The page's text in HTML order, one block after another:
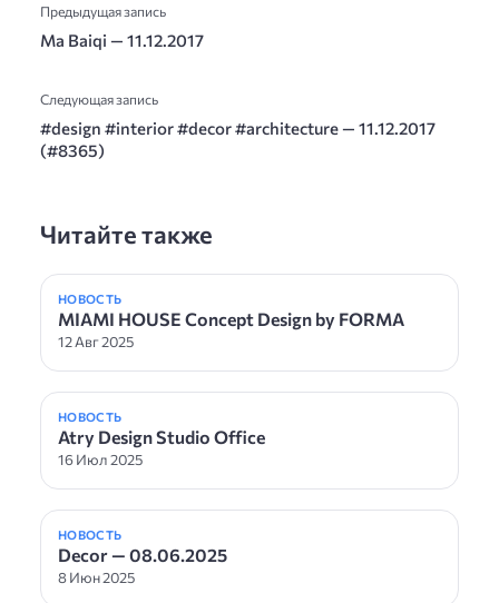
Предыдущая запись
Ma Baiqi — 11.12.2017
Следующая запись
#design #interior #decor #architecture — 11.12.2017
(#8365)
Читайте также
НОВОСТЬ
MIAMI HOUSE Concept Design by FORMA
12 Авг 2025
НОВОСТЬ
Atry Design Studio Office
16 Июл 2025
НОВОСТЬ
Decor — 08.06.2025
8 Июн 2025